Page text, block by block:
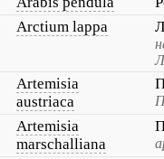
Arctium lappa
Artemisia
austriaca
Artemisia
marschalliana